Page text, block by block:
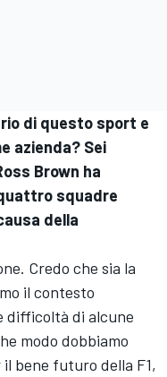
di questo sport e
azienda? Sei
Brown ha
squadre
della
Credo che sia la
il contesto
difficoltà di alcune
modo dobbiamo
il bene futuro della F1,